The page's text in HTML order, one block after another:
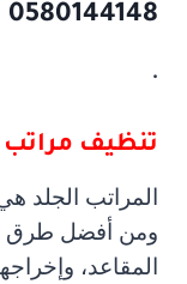
0580144148
.
تنظيف مراتب
المراتب الجلد
ومن أفضل طرق
المقاعد،